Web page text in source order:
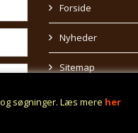
søgninger. Læs mere her
Forside
Nyheder
Sitemap
Afhentning af varer